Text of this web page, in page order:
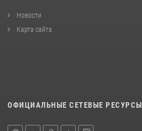
Новости
Карта сайта
ОФИЦИАЛЬНЫЕ СЕТЕВЫЕ РЕСУРСЫ